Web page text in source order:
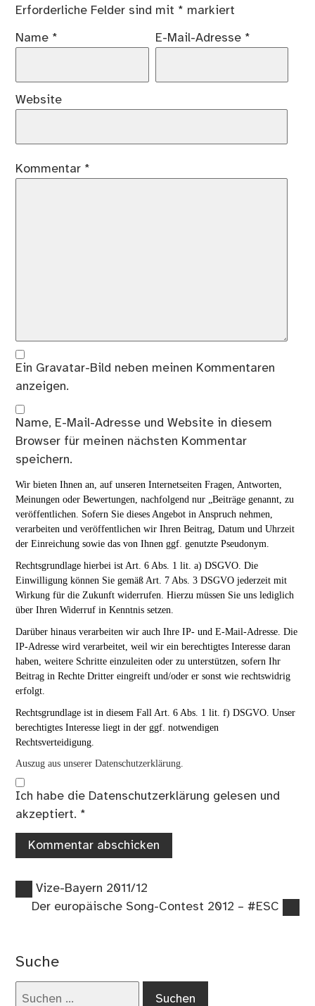
Erforderliche Felder sind mit * markiert
Name * E-Mail-Adresse *
Website
Kommentar *
Ein Gravatar-Bild neben meinen Kommentaren
anzeigen.
Name, E-Mail-Adresse und Website in diesem
Browser für meinen nächsten Kommentar
speichern.
Wir bieten Ihnen an, auf unseren Internetseiten Fragen, Antworten,
Meinungen oder Bewertungen, nachfolgend nur „Beiträge genannt, zu
veröffentlichen. Sofern Sie dieses Angebot in Anspruch nehmen,
verarbeiten und veröffentlichen wir Ihren Beitrag, Datum und Uhrzeit
der Einreichung sowie das von Ihnen ggf. genutzte Pseudonym.
Rechtsgrundlage hierbei ist Art. 6 Abs. 1 lit. a) DSGVO. Die
Einwilligung können Sie gemäß Art. 7 Abs. 3 DSGVO jederzeit mit
Wirkung für die Zukunft widerrufen. Hierzu müssen Sie uns lediglich
über Ihren Widerruf in Kenntnis setzen.
Darüber hinaus verarbeiten wir auch Ihre IP- und E-Mail-Adresse. Die
IP-Adresse wird verarbeitet, weil wir ein berechtigtes Interesse daran
haben, weitere Schritte einzuleiten oder zu unterstützen, sofern Ihr
Beitrag in Rechte Dritter eingreift und/oder er sonst wie rechtswidrig
erfolgt.
Rechtsgrundlage ist in diesem Fall Art. 6 Abs. 1 lit. f) DSGVO. Unser
berechtigtes Interesse liegt in der ggf. notwendigen
Rechtsverteidigung.
Auszug aus unserer Datenschutzerklärung.
Ich habe die Datenschutzerklärung gelesen und
akzeptiert. *
Beitragsnavigation
Vorheriger
Beitrag:
Vize-Bayern 2011/12
Nächster
Der europäische Song-Contest 2012 – #ESC
Suche